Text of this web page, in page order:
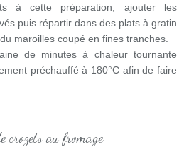
à cette préparation, ajouter les
puis répartir dans des plats à gratin
maroilles coupé en fines tranches.
de minutes à chaleur tournante
préchauffé à 180°C afin de faire